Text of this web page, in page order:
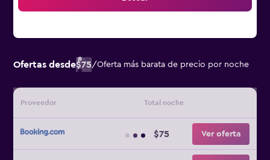
Ofertas desde$75/Oferta más barata de precio por noche
Proveedor Total noche
$75 Ver oferta